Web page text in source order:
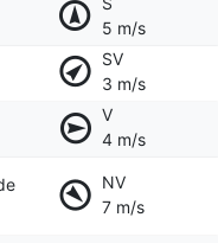
5 m/s
SV
3 m/s
V
4 m/s
NV
7 m/s